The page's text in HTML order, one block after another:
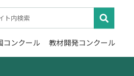
コンクール 教材開発コンクール